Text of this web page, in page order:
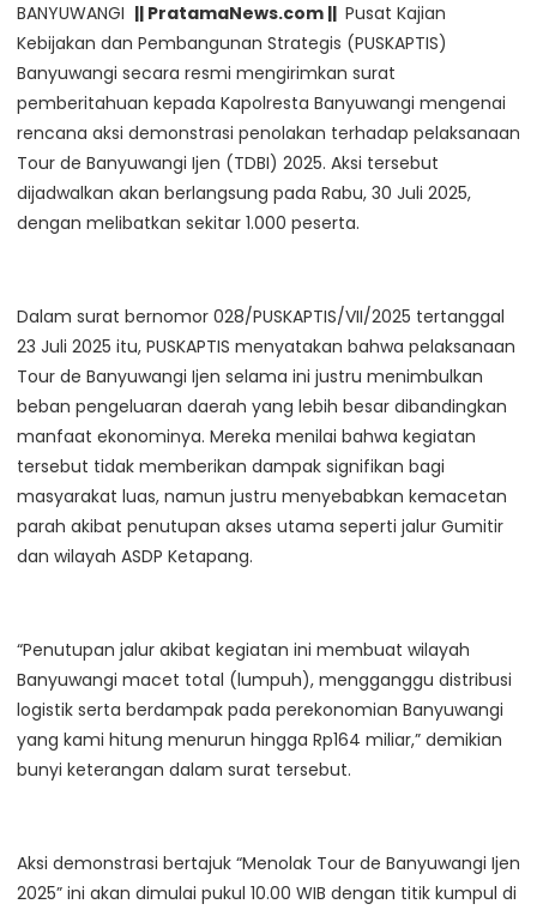
BANYUWANGI || PratamaNews.com || Pusat Kajian
Kebijakan dan Pembangunan Strategis (PUSKAPTIS)
Banyuwangi secara resmi mengirimkan surat
pemberitahuan kepada Kapolresta Banyuwangi mengenai
rencana aksi demonstrasi penolakan terhadap pelaksanaan
Tour de Banyuwangi Ijen (TDBI) 2025. Aksi tersebut
dijadwalkan akan berlangsung pada Rabu, 30 Juli 2025,
dengan melibatkan sekitar 1.000 peserta.
Dalam surat bernomor 028/PUSKAPTIS/VII/2025 tertanggal
23 Juli 2025 itu, PUSKAPTIS menyatakan bahwa pelaksanaan
Tour de Banyuwangi Ijen selama ini justru menimbulkan
beban pengeluaran daerah yang lebih besar dibandingkan
manfaat ekonominya. Mereka menilai bahwa kegiatan
tersebut tidak memberikan dampak signifikan bagi
masyarakat luas, namun justru menyebabkan kemacetan
parah akibat penutupan akses utama seperti jalur Gumitir
dan wilayah ASDP Ketapang.
“Penutupan jalur akibat kegiatan ini membuat wilayah
Banyuwangi macet total (lumpuh), mengganggu distribusi
logistik serta berdampak pada perekonomian Banyuwangi
yang kami hitung menurun hingga Rp164 miliar,” demikian
bunyi keterangan dalam surat tersebut.
Aksi demonstrasi bertajuk “Menolak Tour de Banyuwangi Ijen
2025” ini akan dimulai pukul 10.00 WIB dengan titik kumpul di